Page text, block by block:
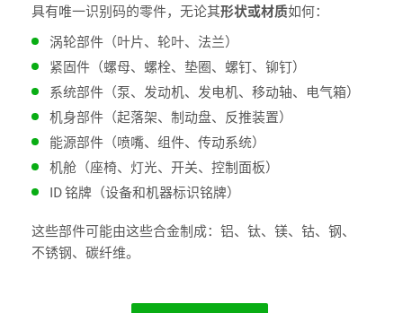
具有唯一识别码的零件，无论其形状或材质如何：
涡轮部件（叶片、轮叶、法兰）
紧固件（螺母、螺栓、垫圈、螺钉、铆钉）
系统部件（泵、发动机、发电机、移动轴、电气箱）
机身部件（起落架、制动盘、反推装置）
能源部件（喷嘴、组件、传动系统）
机舱（座椅、灯光、开关、控制面板）
ID 铭牌（设备和机器标识铭牌）
这些部件可能由这些合金制成：铝、钛、镁、钴、钢、
不锈钢、碳纤维。